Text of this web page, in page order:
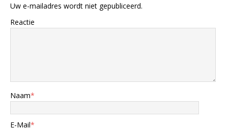
Uw e-mailadres wordt niet gepubliceerd.
Reactie
Naam*
E-Mail*